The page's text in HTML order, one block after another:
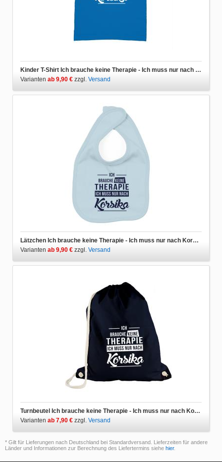
Kinder T-Shirt Ich brauche keine Therapie - Ich muss nur nach Korsika
Varianten ab 9,90 € zzgl. Versand
Lätzchen Ich brauche keine Therapie - Ich muss nur nach Korsika
Varianten ab 9,90 € zzgl. Versand
Turnbeutel Ich brauche keine Therapie - Ich muss nur nach Korsika
Varianten ab 7,90 € zzgl. Versand
* Gilt für Lieferungen nach Deutschland bei Standardversand. Lieferzeiten für andere
Länder und Informationen zur Berechnung des Liefertermins siehe hier.